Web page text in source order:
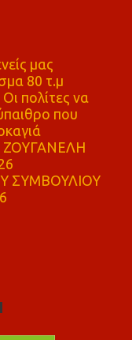
μας
80 τ.μ
πολίτες να
που
ΖΟΥΓΑΝΕΛΗ
ΣΥΜΒΟΥΛΙΟΥ